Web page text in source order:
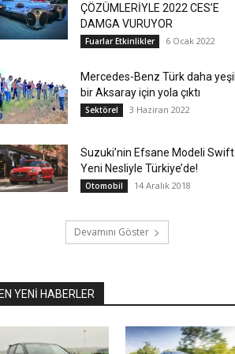
ÇÖZÜMLERİYLE 2022 CES’E
DAMGA VURUYOR
Fuarlar Etkinlikler 6 Ocak 2022
Mercedes-Benz Türk daha yeşil
bir Aksaray için yola çıktı
Sektörel 3 Haziran 2022
Suzuki’nin Efsane Modeli Swift
Yeni Nesliyle Türkiye’de!
Otomobil 14 Aralık 2018
Devamını Göster
YENİ HABERLER